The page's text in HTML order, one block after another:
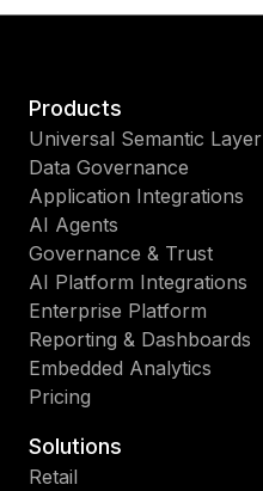
Products
Universal Semantic Layer
Data Governance
Application Integrations
AI Agents
Governance & Trust
AI Platform Integrations
Enterprise Platform
Reporting & Dashboards
Embedded Analytics
Pricing
Solutions
Retail